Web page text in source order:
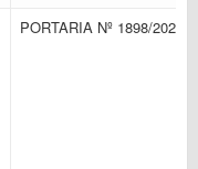
PORTARIA Nº 1898/2023